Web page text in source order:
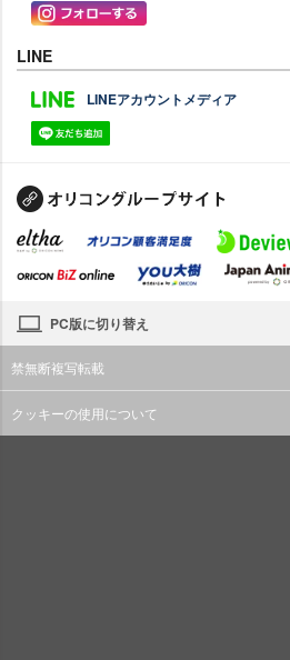
LINE
LINEアカウントメディア
PC版に切り替え
禁無断複写転載
クッキーの使用について